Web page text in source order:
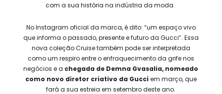
com a sua história na indústria da moda.
No Instagram oficial da marca, é dito: “um espaço vivo
que informa o passado, presente e futuro da Gucci”. Essa
nova coleção Cruise também pode ser interpretada
como um respiro entre o enfraquecimento da grife nos
negócios e a chegada de Demna Gvasalia, nomeado
como novo diretor criativo da Gucci em março, que
fará a sua estreia em setembro deste ano.